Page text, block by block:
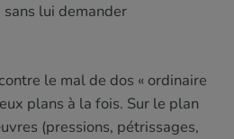
sans lui demander
le mal de dos « ordinaire
plans à la fois. Sur le plan
(pressions, pétrissages,